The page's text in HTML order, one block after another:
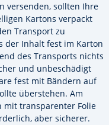
versenden, sollten Ihre
Kartons verpackt
Transport zu
der Inhalt fest im Karton
des Transports nichts
und unbeschädigt
fest mit Bändern auf
überstehen. Am
mit transparenter Folie
aber sicherer.